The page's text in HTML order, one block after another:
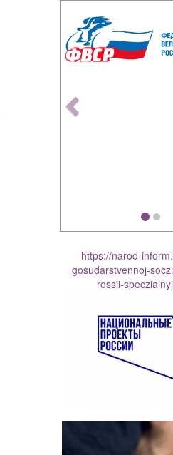
Previous
https://narod-
gosudarstvennoj-
rossii-